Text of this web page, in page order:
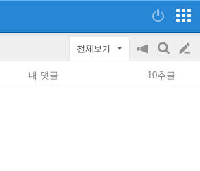
전체보기
공
지
on/off
검
색
글
쓰
내 댓글 10추글